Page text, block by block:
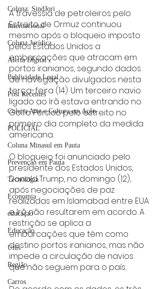
Coluna: SindJori
Internacional
Coluna Jurídica
Alerta Digital
Publicidade Legal
Post Recentes
Coluna Arte e Cultura em Ação
POLICIAL
Coluna Minasul em Pauta
Prevenção em Pauta
Tecnologia
Economia
educaçao
Educação
Unis
Região
Carros
A travessia de petroleiros pelo
Estreito de Ormuz continuou
mesmo após o bloqueio imposto
pelos Estados Unidos a
embarcações que atracam em
portos iranianos, segundo dados
de navegação divulgados nesta
terça-feira (14). Um terceiro navio
ligado ao Irã estava entrando no
Golfo Pérsico pelo estreito no
primeiro dia completo da medida
americana.
O bloqueio foi anunciado pelo
presidente dos Estados Unidos,
Donald Trump, no domingo (12),
após negociações de paz
realizadas em Islamabad entre EUA
e Irã não resultarem em acordo. A
restrição se aplica a
embarcações que têm como
destino portos iranianos, mas não
impede a circulação de navios
que não seguem para o país.